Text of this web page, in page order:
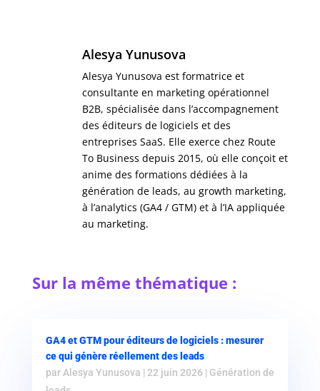
Alesya Yunusova
Alesya Yunusova est formatrice et
consultante en marketing opérationnel
B2B, spécialisée dans l’accompagnement
des éditeurs de logiciels et des
entreprises SaaS. Elle exerce chez Route
To Business depuis 2015, où elle conçoit et
anime des formations dédiées à la
génération de leads, au growth marketing,
à l’analytics (GA4 / GTM) et à l’IA appliquée
au marketing.
Sur la même thématique :
GA4 et GTM pour éditeurs de logiciels : mesurer
ce qui génère réellement des leads
par Alesya Yunusova | 22 juin 2026 | Génération de